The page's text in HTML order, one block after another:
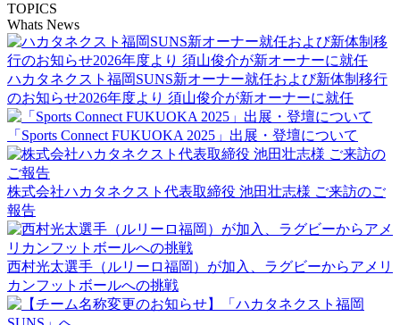
TOPICS
Whats News
ハカタネクスト福岡SUNS新オーナー就任および新体制移行
のお知らせ2026年度より 須山俊介が新オーナーに就任
「Sports Connect FUKUOKA 2025」出展・登壇について
株式会社ハカタネクスト代表取締役 池田壮志様 ご来訪のご
報告
西村光太選手（ルリーロ福岡）が加入、ラグビーからアメリ
カンフットボールへの挑戦